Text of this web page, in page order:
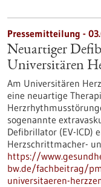
Pressemitteilung -
Neuartiger
Universitären
Am Universitären
eine neuartige
sogenannte
Defibrillator (EV-​ICD)
Herzschrittmacher-​
https://
bw.de/fachbeitrag/
universitaeren-